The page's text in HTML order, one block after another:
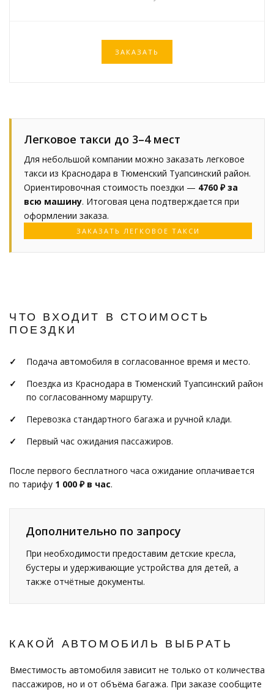
ЗАКАЗАТЬ
Легковое такси до 3–4 мест
Для небольшой компании можно заказать легковое
такси из Краснодара в Тюменский Туапсинский район.
Ориентировочная стоимость поездки — 4760 ₽ за
всю машину. Итоговая цена подтверждается при
оформлении заказа.
ЗАКАЗАТЬ ЛЕГКОВОЕ ТАКСИ
ЧТО ВХОДИТ В СТОИМОСТЬ
ПОЕЗДКИ
Подача автомобиля в согласованное время и место.
Поездка из Краснодара в Тюменский Туапсинский район
по согласованному маршруту.
Перевозка стандартного багажа и ручной клади.
Первый час ожидания пассажиров.
После первого бесплатного часа ожидание оплачивается
по тарифу 1 000 ₽ в час.
Дополнительно по запросу
При необходимости предоставим детские кресла,
бустеры и удерживающие устройства для детей, а
также отчётные документы.
КАКОЙ АВТОМОБИЛЬ ВЫБРАТЬ
Вместимость автомобиля зависит не только от количества
пассажиров, но и от объёма багажа. При заказе сообщите